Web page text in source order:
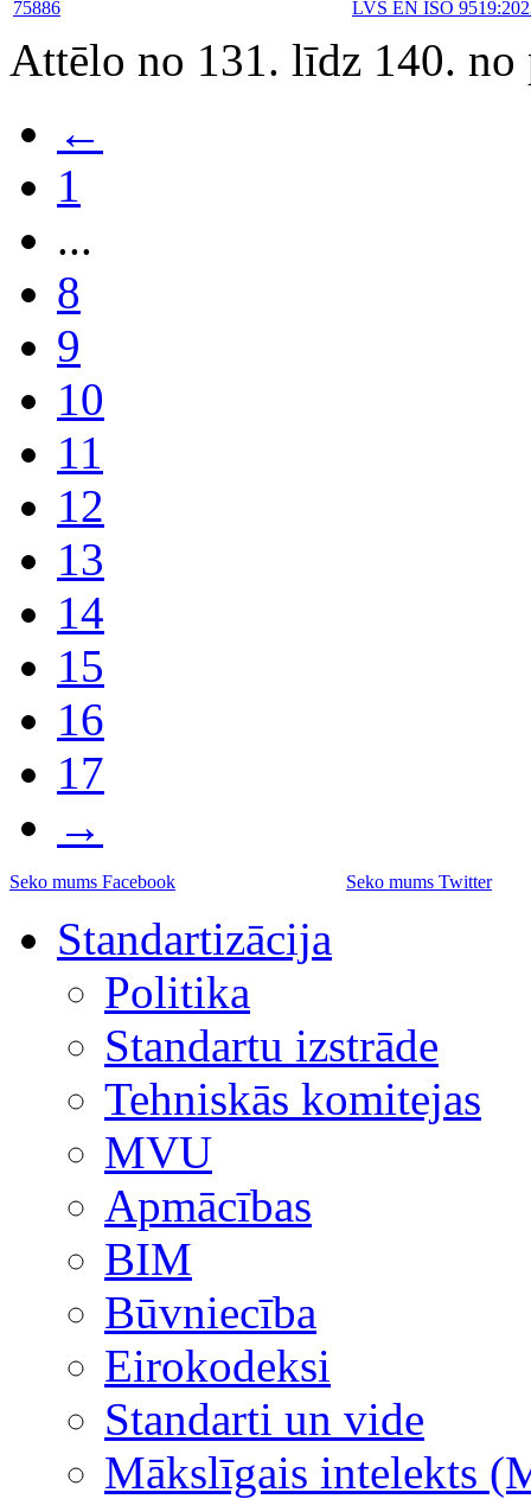
75886 LVS EN ISO
Attēlo no 131. līdz 140. no
←
1
...
8
9
10
11
12
13
14
15
16
17
→
Seko mums Facebook Seko mums Twitter
Standartizācija
Politika
Standartu izstrāde
Tehniskās komitejas
MVU
Apmācības
BIM
Būvniecība
Eirokodeksi
Standarti un vide
Mākslīgais intelekts